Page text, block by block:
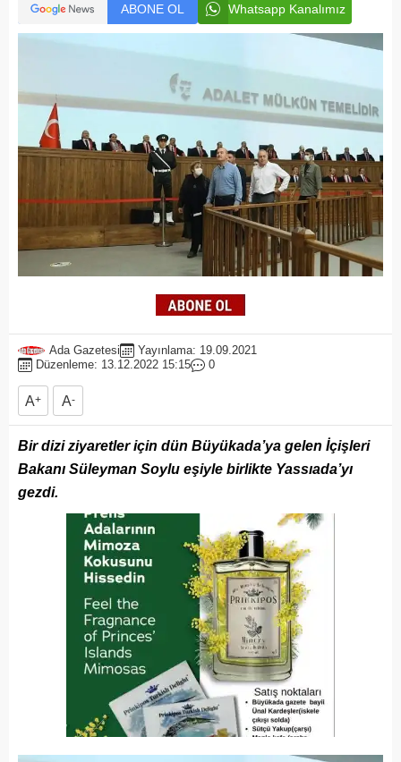
ABONE OL Whatsapp Kanalımız
Ada Gazetesi
Yayınlama: 19.09.2021
Düzenleme: 13.12.2022 15:15
0
A+ A-
Bir dizi ziyaretler için dün Büyükada’ya gelen İçişleri
Bakanı Süleyman Soylu eşiyle birlikte Yassıada’yı
gezdi.